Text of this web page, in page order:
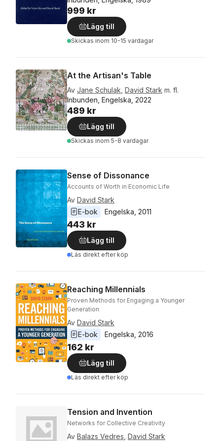
999 kr
Lägg till
Skickas inom 10-15 vardagar
At the Artisan's Table
Av Jane Schulak David Stark m. fl.
Inbunden, Engelska, 2022
489 kr
Lägg till
Skickas inom 5-8 vardagar
Sense of Dissonance
Accounts of Worth in Economic Life
Av David Stark
E-bok
Engelska 2011
443 kr
Lägg till
Läs direkt efter köp
Reaching Millennials
Proven Methods for Engaging a Younger
Generation
Av David Stark
E-bok
Engelska 2016
162 kr
Lägg till
Läs direkt efter köp
Tension and Invention
Networks for Collective Creativity
Av Balazs Vedres David Stark